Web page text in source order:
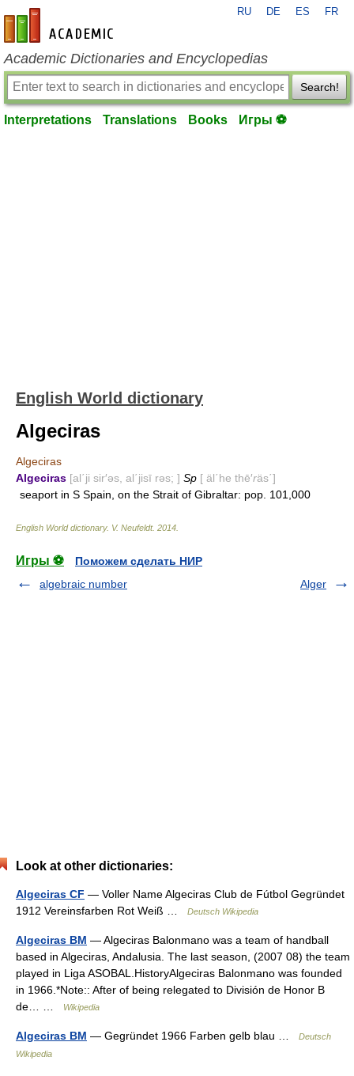
en-academic.com
RU DE ES FR
Academic Dictionaries and Encyclopedias
Search!
Interpretations Translations Books Игры ⚽
English World dictionary
Algeciras
Algeciras
Algeciras [al΄ji sir′əs, al΄jisī rəs; ] Sp [ äl΄he thē′räs΄]
seaport in S Spain, on the Strait of Gibraltar: pop. 101,000
English World dictionary. V. Neufeldt. 2014
Игры ⚽
Поможем сделать НИР
algebraic number
Alger
Look at other dictionaries:
Algeciras CF — Voller Name Algeciras Club de Fútbol Gegründet
1912 Vereinsfarben Rot Weiß …
Deutsch Wikipedia
Algeciras BM — Algeciras Balonmano was a team of handball
based in Algeciras, Andalusia. The last season, (2007 08) the team
played in Liga ASOBAL.HistoryAlgeciras Balonmano was founded
in 1966.*Note:: After of being relegated to División de Honor B
de… …
Wikipedia
Algeciras BM — Gegründet 1966 Farben gelb blau …
Deutsch
Wikipedia